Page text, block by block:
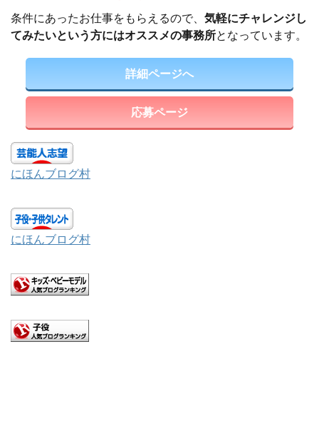
条件にあったお仕事をもらえるので、 気軽にチャレンジし
てみたいという方にはオススメの事務所となっています。
詳細ページへ
応募ページ
にほんブログ村
にほんブログ村